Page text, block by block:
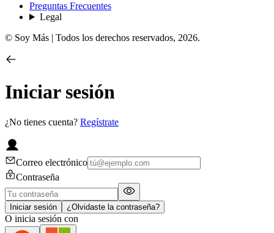
Preguntas Frecuentes
Legal
© Soy Más | Todos los derechos reservados, 2026.
Iniciar sesión
¿No tienes cuenta? Regístrate
Correo electrónico
Contraseña
Iniciar sesión ¿Olvidaste la contraseña?
O inicia sesión con